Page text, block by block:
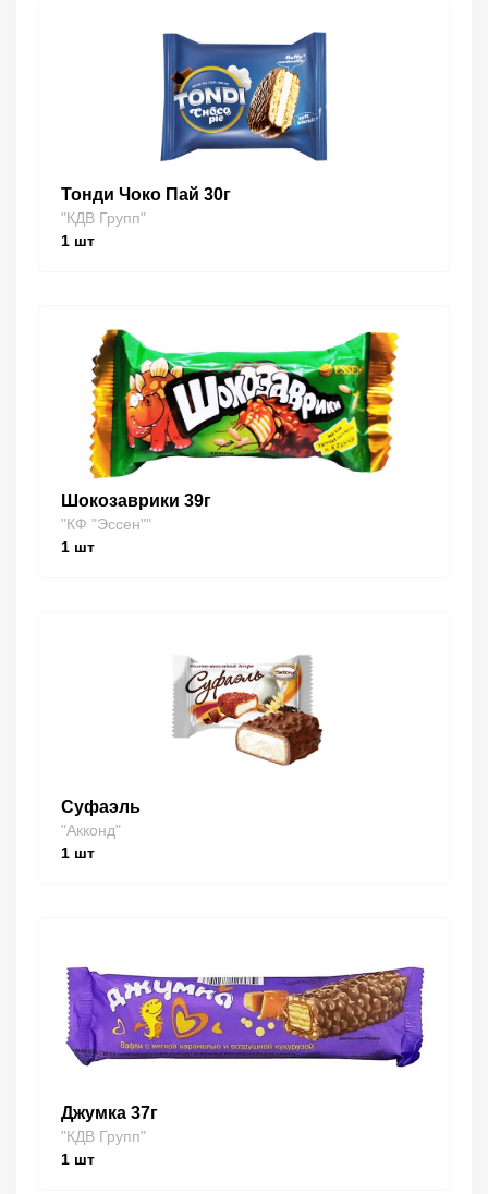
Тонди Чоко Пай 30г
"КДВ Групп"
1 шт
Шокозаврики 39г
"КФ "Эссен""
1 шт
Суфаэль
"Акконд"
1 шт
Джумка 37г
"КДВ Групп"
1 шт